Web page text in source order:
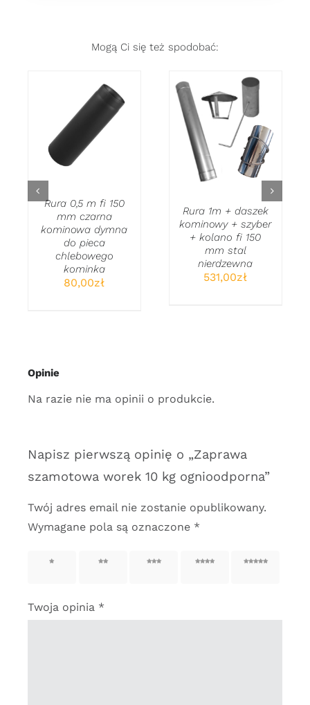
Mogą Ci się też spodobać:
DODAJ DO
KOSZYKA
SZCZEGÓŁY
Rura 0,5 m fi 150
mm czarna
kominowa dymna
do pieca
chlebowego
kominka
80,00zł
DODAJ DO
KOSZYKA
/
SZCZEGÓŁY
Rura 1m + daszek
kominowy + szyber
+ kolano fi 150
mm stal
nierdzewna
531,00zł
Opinie
Na razie nie ma opinii o produkcie.
Napisz pierwszą opinię o „Zaprawa
szamotowa worek 10 kg ognioodporna”
Twój adres email nie zostanie opublikowany.
Wymagane pola są oznaczone *
1 z 5
2 z 5
3 z 5
4 z 5
5 z 5
Twoja opinia *